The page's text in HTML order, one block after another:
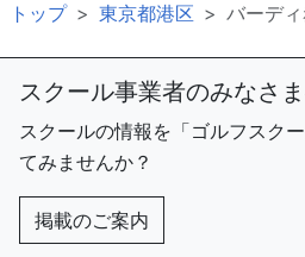
トップ 東京都港区 バーデ
スクール事業者のみなさ
スクールの情報を「ゴルフスク
てみませんか？
掲載のご案内